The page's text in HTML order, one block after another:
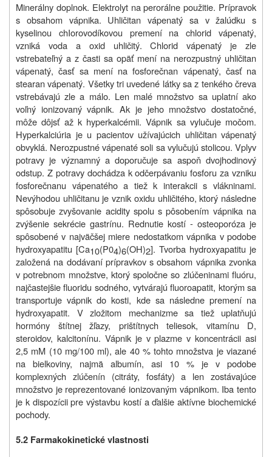
Minerálny doplnok. Elektrolyt na perorálne použitie. Prípravok
s obsahom vápnika. Uhličitan vápenatý sa v žalúdku s
kyselinou chIorovodíkovou premení na chlorid vápenatý,
vzniká voda a oxid uhličitý. Chlorid vápenatý je zle
vstrebateľný a z časti sa opäť mení na nerozpustný uhličitan
vápenatý, časť sa mení na fosforečnan vápenatý, časť na
stearan vápenatý. Všetky tri uvedené látky sa z tenkého čreva
vstrebávajú zle a málo. Len malé množstvo sa uplatní ako
voľný ionizovaný vápnik. Ak je jeho množstvo dostatočné,
môže dôjsť až k hyperkalcémii. Vápnik sa vylučuje močom.
Hyperkalciúria je u pacientov užívajúcich uhličitan vápenatý
obvyklá. Nerozpustné vápenaté soli sa vylučujú stolicou. Vplyv
potravy je významný a doporučuje sa aspoň dvojhodinový
odstup. Z potravy dochádza k odčerpávaniu fosforu za vzniku
fosforečnanu vápenatého a tiež k interakcii s vlákninami.
Nevýhodou uhličitanu je vznik oxidu uhličitého, ktorý následne
spôsobuje zvyšovanie acidity spolu s pôsobením vápnika na
zvýšenie sekrécie gastrínu. Rednutie kostí - osteoporóza je
spôsobené v najväčšej miere nedostatkom vápnika v podobe
hydroxyapatitu [Ca10(P04)6(OH)2]. Tvorba hydroxyapatitu je
založená na dodávaní prípravkov s obsahom vápnika zvonka
v potrebnom množstve, ktorý spoločne so zlúčeninami fluóru,
najčastejšie fluoridu sodného, vytvárajú fluoroapatit, ktorým sa
transportuje vápnik do kosti, kde sa následne premení na
hydroxyapatit. V zložitom mechanizme sa tiež uplatňujú
hormóny štítnej žľazy, prištítnych teliesok, vitamínu D,
steroidov, kalcitonínu. Vápnik je v plazme v koncentrácii asi
2,5 mM (10 mg/100 ml), ale 40 % tohto množstva je viazané
na bielkoviny, najmä albumín, asi 10 % je v podobe
komplexných zlúčenín (citráty, fosfáty) a len zostávajúce
množstvo je reprezentované ionizovaným vápnikom. Iba tento
je k dispozícii pre výstavbu kostí a ďalšie aktívne biochemické
pochody.
5.2 Farmakokinetické vlastnosti